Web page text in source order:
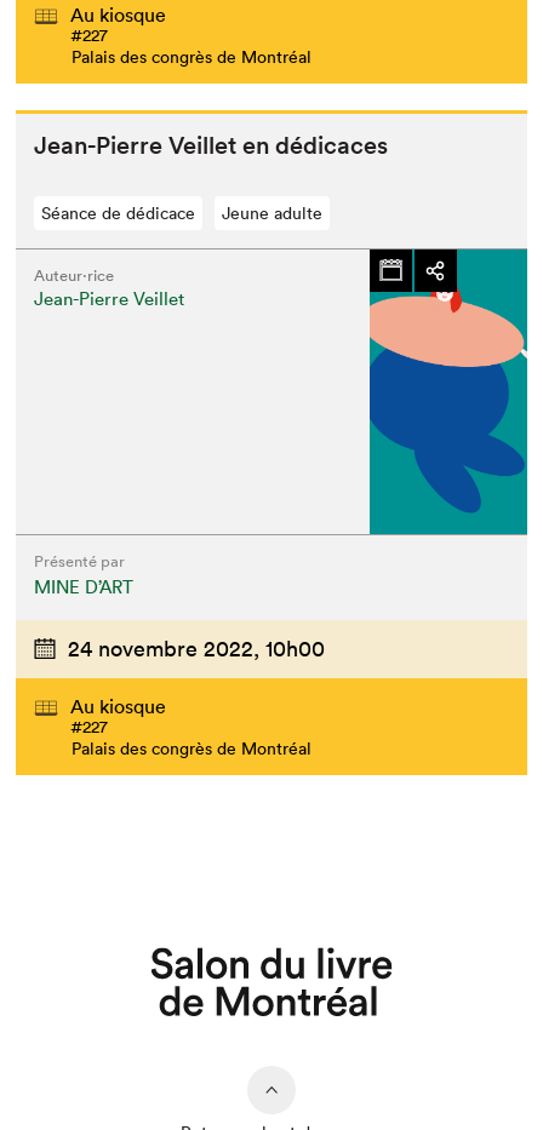
Au kiosque
#227
Palais des congrès de Montréal
Jean-Pierre Veil­let en dédicaces
Séance de dédicace Jeune adulte
Auteur·rice
Jean-Pierre Veillet
Présenté par
MINE D’ART
24 novembre 2022, 10h00
Au kiosque
#227
Palais des congrès de Montréal